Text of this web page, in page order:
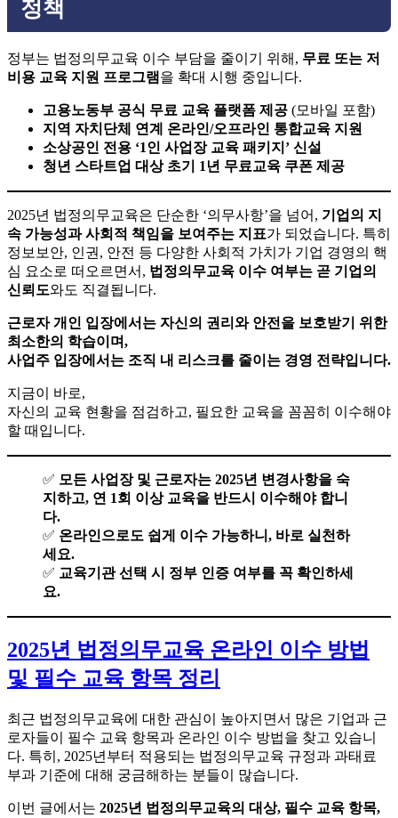
정책
정부는 법정의무교육 이수 부담을 줄이기 위해, 무료 또는 저
비용 교육 지원 프로그램을 확대 시행 중입니다.
고용노동부 공식 무료 교육 플랫폼 제공 (모바일 포함)
지역 자치단체 연계 온라인/오프라인 통합교육 지원
소상공인 전용 ‘1인 사업장 교육 패키지’ 신설
청년 스타트업 대상 초기 1년 무료교육 쿠폰 제공
2025년 법정의무교육은 단순한 ‘의무사항’을 넘어, 기업의 지
속 가능성과 사회적 책임을 보여주는 지표가 되었습니다. 특히
정보보안, 인권, 안전 등 다양한 사회적 가치가 기업 경영의 핵
심 요소로 떠오르면서, 법정의무교육 이수 여부는 곧 기업의
신뢰도와도 직결됩니다.
근로자 개인 입장에서는 자신의 권리와 안전을 보호받기 위한
최소한의 학습이며,
사업주 입장에서는 조직 내 리스크를 줄이는 경영 전략입니다.
지금이 바로,
자신의 교육 현황을 점검하고, 필요한 교육을 꼼꼼히 이수해야
할 때입니다.
✅ 모든 사업장 및 근로자는 2025년 변경사항을 숙
지하고, 연 1회 이상 교육을 반드시 이수해야 합니
다.
✅ 온라인으로도 쉽게 이수 가능하니, 바로 실천하
세요.
✅ 교육기관 선택 시 정부 인증 여부를 꼭 확인하세
요.
2025년 법정의무교육 온라인 이수 방법
및 필수 교육 항목 정리
최근 법정의무교육에 대한 관심이 높아지면서 많은 기업과 근
로자들이 필수 교육 항목과 온라인 이수 방법을 찾고 있습니
다. 특히, 2025년부터 적용되는 법정의무교육 규정과 과태료
부과 기준에 대해 궁금해하는 분들이 많습니다.
이번 글에서는 2025년 법정의무교육의 대상, 필수 교육 항목,